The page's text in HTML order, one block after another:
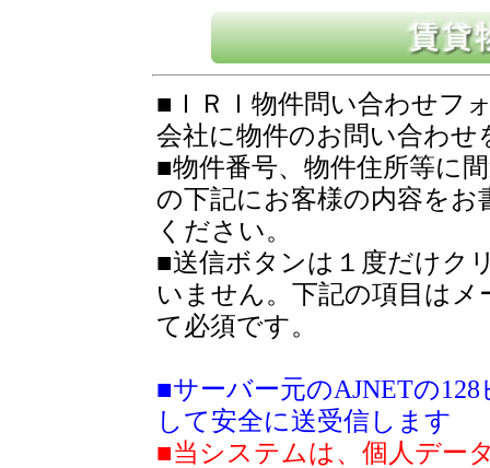
■ＩＲＩ物件問い合わせフ
会社に物件のお問い合わせ
■物件番号、物件住所等に
の下記にお客様の内容を
ください。
■送信ボタンは１度だけク
いません。下記の項目は
て必須です。
■サーバー元のAJNETの
して安全に送受信します
■当システムは、個人デー